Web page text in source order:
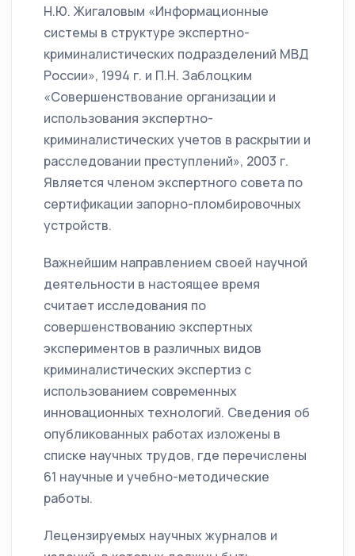
Н.Ю. Жигаловым «Информационные
системы в структуре экспертно-
криминалистических подразделений МВД
России», 1994 г. и П.Н. Заблоцким
«Совершенствование организации и
использования экспертно-
криминалистических учетов в раскрытии и
расследовании преступлений», 2003 г.
Является членом экспертного совета по
сертификации запорно-пломбировочных
устройств.
Важнейшим направлением своей научной
деятельности в настоящее время
считает исследования по
совершенствованию экспертных
экспериментов в различных видов
криминалистических экспертиз с
использованием современных
инновационных технологий. Сведения об
опубликованных работах изложены в
списке научных трудов, где перечислены
61 научные и учебно-методические
работы.
Лецензируемых научных журналов и